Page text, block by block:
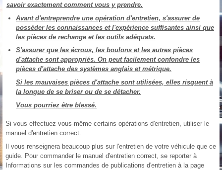
savoir exactement comment vous y prendre.
Avant d'entreprendre une opération d'entretien, s'assurer de
posséder les connaissances et l'expérience suffisantes ainsi que
les pièces de rechange et les outils adéquats.
S'assurer que les écrous, les boulons et les autres pièces
d'attache sont appropriés. On peut facilement confondre les
pièces d'attache des systèmes anglais et métrique.
Si les mauvaises pièces d'attache sont utilisées, elles risquent à
la longue de se briser ou de se détacher.
Vous pourriez être blessé.
Si vous effectuez vous-même certains opérations d'entretien, utiliser le
manuel d'entretien correct.
Il vous renseignera beaucoup plus sur l'entretien de votre véhicule que ce
guide. Pour commander le manuel d'entretien correct, se reporter à
Informations sur les commandes de publications d'entretien à la page